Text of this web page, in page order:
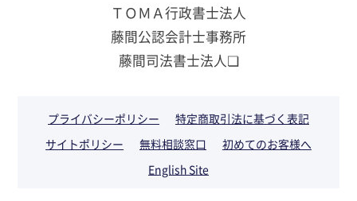
ＴＯＭＡ行政書士法人
藤間公認会計士事務所
藤間司法書士法人❏
プライバシーポリシー
特定商取引法に基づく表記
サイトポリシー
無料相談窓口
初めてのお客様へ
English Site